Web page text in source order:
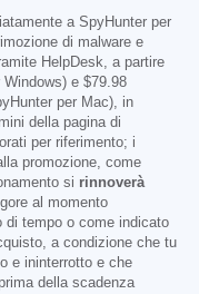
a SpyHunter per
di malware e
HelpDesk, a partire
e $79.98
per Mac), in
della pagina di
per riferimento; i
promozione, come
si rinnoverà
al momento
di tempo o come indicato
a condizione che tu
e ininterrotto e che
della scadenza